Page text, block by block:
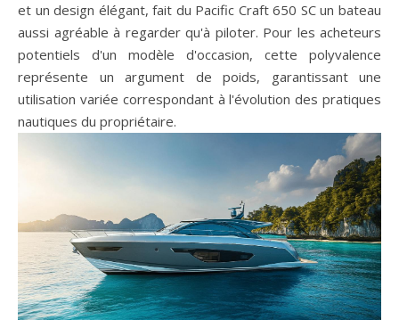
et un design élégant, fait du Pacific Craft 650 SC un bateau
aussi agréable à regarder qu'à piloter. Pour les acheteurs
potentiels d'un modèle d'occasion, cette polyvalence
représente un argument de poids, garantissant une
utilisation variée correspondant à l'évolution des pratiques
nautiques du propriétaire.